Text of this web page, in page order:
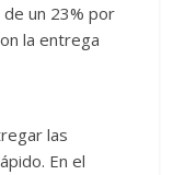
un 23% por
la entrega
las
En el